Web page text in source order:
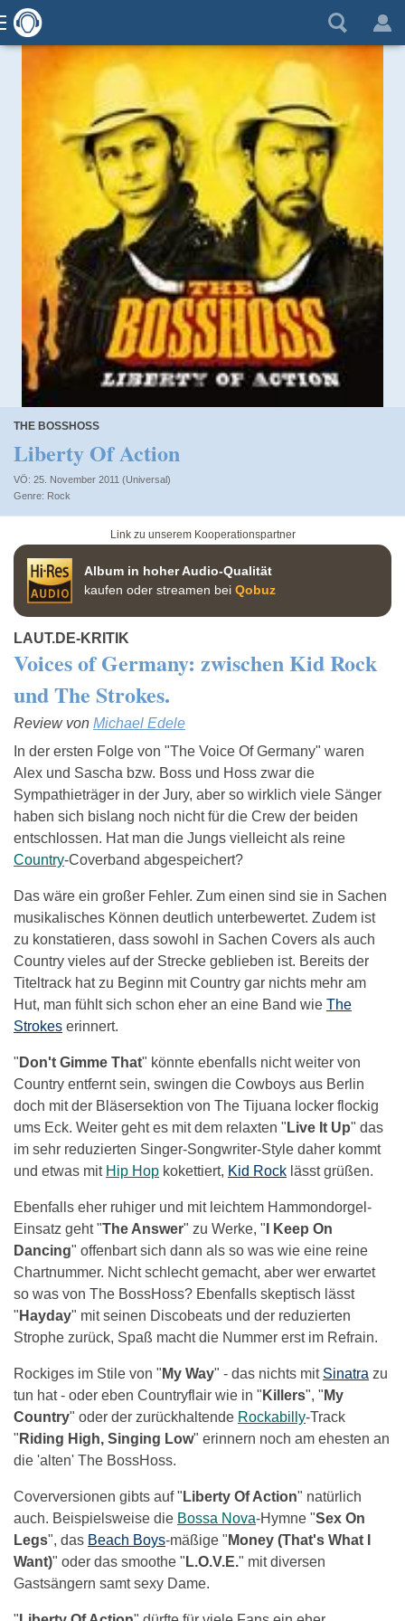
THE BOSSHOSS
Liberty Of Action
VÖ: 25. November 2011 (Universal)
Rock
Link zu unserem Kooperationspartner
Album in hoher Audio-Qualität
kaufen oder streamen bei Qobuz
LAUT.DE-KRITIK
Voices of Germany: zwischen Kid Rock
und The Strokes.
Review von Michael Edele
In der ersten Folge von "The Voice Of Germany" waren
Alex und Sascha bzw. Boss und Hoss zwar die
Sympathieträger in der Jury, aber so wirklich viele Sänger
haben sich bislang noch nicht für die Crew der beiden
entschlossen. Hat man die Jungs vielleicht als reine
Country-Coverband abgespeichert?
Das wäre ein großer Fehler. Zum einen sind sie in Sachen
musikalisches Können deutlich unterbewertet. Zudem ist
zu konstatieren, dass sowohl in Sachen Covers als auch
Country vieles auf der Strecke geblieben ist. Bereits der
Titeltrack hat zu Beginn mit Country gar nichts mehr am
Hut, man fühlt sich schon eher an eine Band wie The
Strokes erinnert.
" Don't Gimme That" könnte ebenfalls nicht weiter von
Country entfernt sein, swingen die Cowboys aus Berlin
doch mit der Bläsersektion von The Tijuana locker flockig
ums Eck. Weiter geht es mit dem relaxten " Live It Up" das
im sehr reduzierten Singer-Songwriter-Style daher kommt
und etwas mit Hip Hop kokettiert, Kid Rock lässt grüßen.
Ebenfalls eher ruhiger und mit leichtem Hammondorgel-
Einsatz geht "The Answer" zu Werke, " I Keep On
Dancing" offenbart sich dann als so was wie eine reine
Chartnummer. Nicht schlecht gemacht, aber wer erwartet
so was von The BossHoss? Ebenfalls skeptisch lässt
" Hayday" mit seinen Discobeats und der reduzierten
Strophe zurück, Spaß macht die Nummer erst im Refrain.
Rockiges im Stile von " My Way" - das nichts mit Sinatra zu
tun hat - oder eben Countryflair wie in " Killers", " My
Country" oder der zurückhaltende Rockabilly-Track
" Riding High, Singing Low" erinnern noch am ehesten an
die 'alten' The BossHoss.
Coverversionen gibts auf " Liberty Of Action" natürlich
auch. Beispielsweise die Bossa Nova-Hymne "Sex On
Legs", das Beach Boys-mäßige " Money (That's What I
Want)" oder das smoothe " L.O.V.E." mit diversen
Gastsängern samt sexy Dame.